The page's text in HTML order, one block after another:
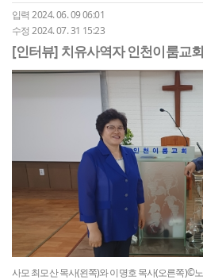
입력 2024. 06. 09 06:01
수정 2024. 07. 31 15:23
[인터뷰] 치유사역자 인천이룸교
사모 최모산 목사(왼쪽)와 이명호 목사(오른쪽)©